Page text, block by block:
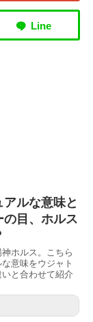
ルな意味と
の目、ホルス
ホルス。こちら
意味をウジャト
と合わせて紹介